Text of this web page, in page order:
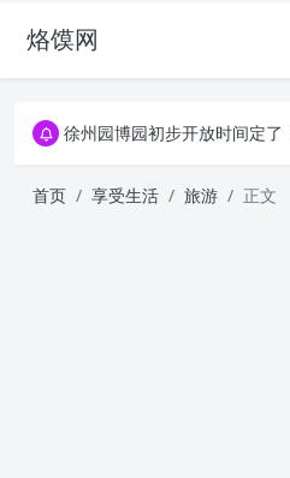
烙馍网16796个OpenClaw Skills合集下载｜总
徐州园博园初步开放时间定了！
徐州园博园初步开放时间定了！
首页 享受生活 旅游 正文